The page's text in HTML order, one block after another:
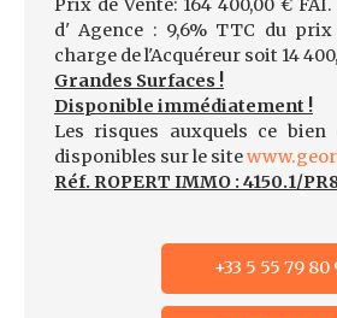
Prix de Vente: 164 400,00 €
d' Agence : 9,6% TTC du
charge de l'Acquéreur soit 14
Grandes Surfaces !
Disponible immédiatement !
Les risques auxquels ce bien
disponibles sur le site
Réf. ROPERT IMMO : 4150.1/
+33 5 55 79 80